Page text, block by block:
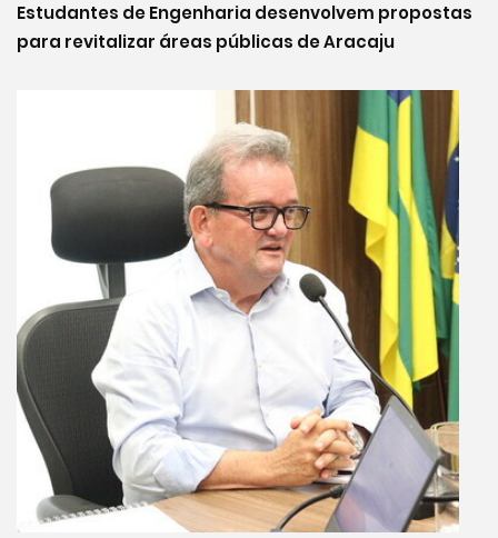
Estudantes de Engenharia desenvolvem propostas
para revitalizar áreas públicas de Aracaju